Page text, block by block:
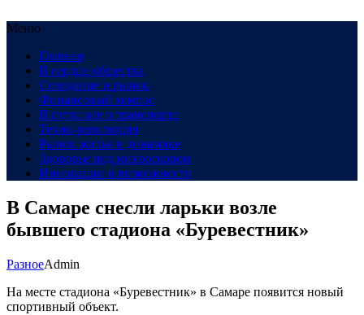
Меню
Главная
В сердце общества
Созидание и рынок
Финансовый компас
В пути: все о транспорте
Техно-революция
Рынок жилья в динамике
Здоровье под микроскопом
Инновации и возможности
В Самаре снесли ларьки возле
бывшего стадиона «Буревестник»
РазноеAdmin
На месте стадиона «Буревестник» в Самаре появится новый
спортивный объект.